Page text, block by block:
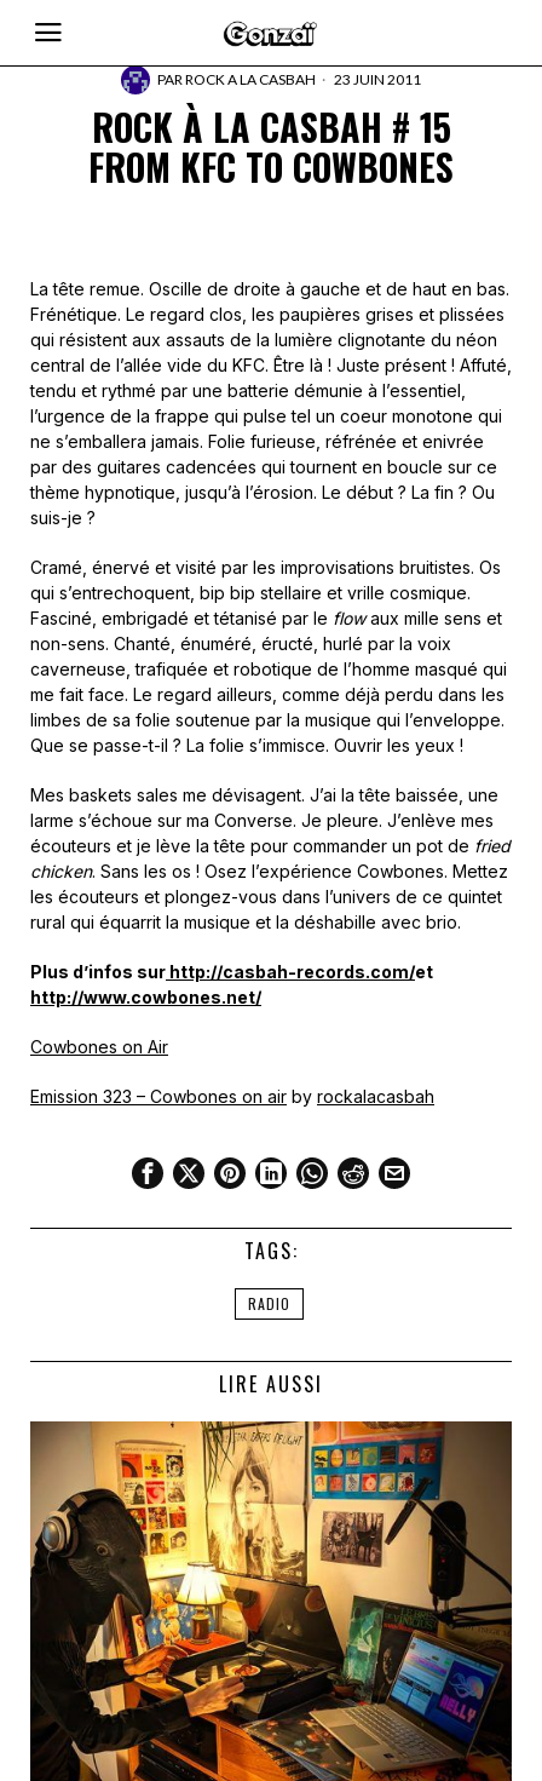
PARROCK A LA CASBAH 23 JUIN 2011
ROCK À LA CASBAH # 15
FROM KFC TO COWBONES
La tête remue. Oscille de droite à gauche et de haut en bas.
Frénétique. Le regard clos, les paupières grises et plissées
qui résistent aux assauts de la lumière clignotante du néon
central de l’allée vide du KFC. Être là ! Juste présent ! Affuté,
tendu et rythmé par une batterie démunie à l’essentiel,
l’urgence de la frappe qui pulse tel un coeur monotone qui
ne s’emballera jamais. Folie furieuse, réfrénée et enivrée
par des guitares cadencées qui tournent en boucle sur ce
thème hypnotique, jusqu’à l’érosion. Le début ? La fin ? Ou
suis-je ?
Cramé, énervé et visité par les improvisations bruitistes. Os
qui s’entrechoquent, bip bip stellaire et vrille cosmique.
Fasciné, embrigadé et tétanisé par le flowaux mille sens et
non-sens. Chanté, énuméré, éructé, hurlé par la voix
caverneuse, trafiquée et robotique de l’homme masqué qui
me fait face. Le regard ailleurs, comme déjà perdu dans les
limbes de sa folie soutenue par la musique qui l’enveloppe.
Que se passe-t-il ? La folie s’immisce. Ouvrir les yeux !
Mes baskets sales me dévisagent. J’ai la tête baissée, une
larme s’échoue sur ma Converse. Je pleure. J’enlève mes
écouteurs et je lève la tête pour commander un pot de fried
chicken. Sans les os ! Osez l’expérience Cowbones. Mettez
les écouteurs et plongez-vous dans l’univers de ce quintet
rural qui équarrit la musique et la déshabille avec brio.
Plus d’infos sur http://casbah-records.com/et
http://www.cowbones.net/
Cowbones on Air
Emission 323 – Cowbones on air by rockalacasbah
TAGS:
RADIO
LIRE AUSSI